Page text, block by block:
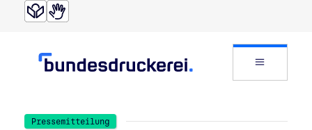
Direkt zur Suche
Direkt zum Inhalt
Pressemitteilung